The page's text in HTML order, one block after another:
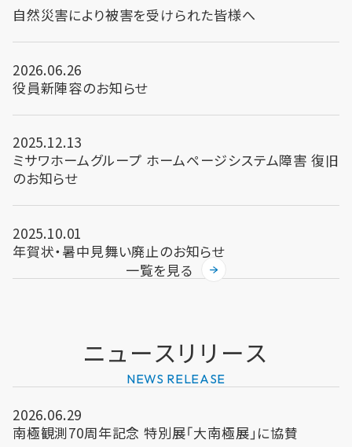
一覧を見る
自然災害により被害を受けられた皆様へ
2026.06.26
役員新陣容のお知らせ
2025.12.13
ミサワホームグループ ホームページシステム障害 復旧
のお知らせ
2025.10.01
年賀状・暑中見舞い廃止のお知らせ
ニュースリリース
NEWS RELEASE
2026.06.29
南極観測70周年記念 特別展「大南極展」に協賛